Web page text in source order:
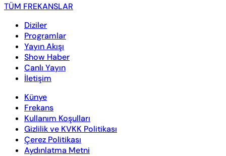
TÜM FREKANSLAR
Diziler
Programlar
Yayın Akışı
Show Haber
Canlı Yayın
İletişim
Künye
Frekans
Kullanım Koşulları
Gizlilik ve KVKK Politikası
Çerez Politikası
Aydınlatma Metni